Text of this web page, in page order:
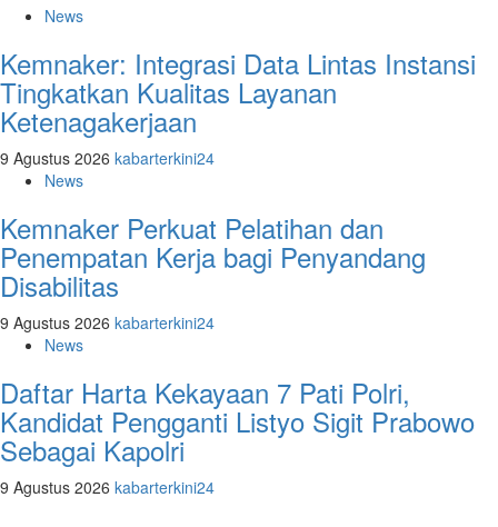
News
Kemnaker: Integrasi Data Lintas Instansi
Tingkatkan Kualitas Layanan
Ketenagakerjaan
9 Agustus 2026 kabarterkini24
News
Kemnaker Perkuat Pelatihan dan
Penempatan Kerja bagi Penyandang
Disabilitas
9 Agustus 2026 kabarterkini24
News
Daftar Harta Kekayaan 7 Pati Polri,
Kandidat Pengganti Listyo Sigit Prabowo
Sebagai Kapolri
9 Agustus 2026 kabarterkini24